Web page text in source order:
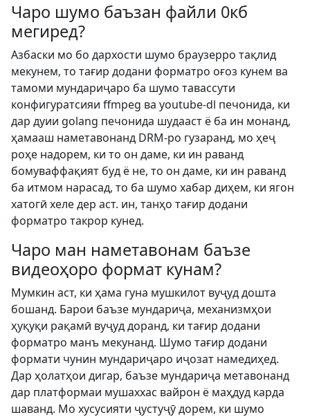
Чаро шумо баъзан файли 0кб
мегиред?
Азбаски мо бо дархости шумо браузерро тақлид
мекунем, то тағир додани форматро оғоз кунем ва
тамоми мундариҷаро ба шумо тавассути
конфигуратсияи ffmpeg ва youtube-dl печонида, ки
дар дуии golang печонида шудааст ё ба ин монанд,
ҳамааш наметавонанд DRM-ро гузаранд, мо ҳеҷ
роҳе надорем, ки то он даме, ки ин раванд
бомуваффақият буд ё не, то он даме, ки ин раванд
ба итмом нарасад, то ба шумо хабар диҳем, ки ягон
хатогӣ хеле дер аст. ин, танҳо тағир додани
форматро такрор кунед.
Чаро ман наметавонам баъзе
видеоҳоро формат кунам?
Мумкин аст, ки ҳама гуна мушкилот вуҷуд дошта
бошанд. Барои баъзе мундариҷа, механизмҳои
ҳуқуқи рақамӣ вуҷуд доранд, ки тағир додани
форматро манъ мекунанд. Шумо тағир додани
формати чунин мундариҷаро иҷозат намедиҳед.
Дар ҳолатҳои дигар, баъзе мундариҷа метавонанд
дар платформаи мушаххас вайрон ё маҳдуд карда
шаванд. Мо хусусияти ҷустуҷӯ дорем, ки шумо